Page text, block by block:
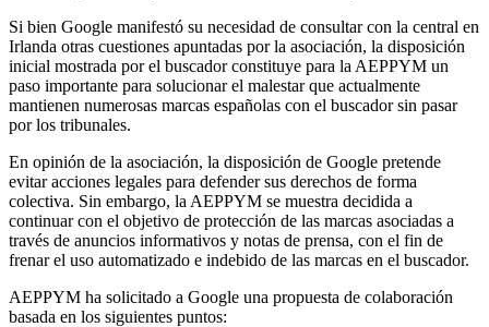
Si bien Google manifestó su necesidad de consultar con la central en
Irlanda otras cuestiones apuntadas por la asociación, la disposición
inicial mostrada por el buscador constituye para la AEPPYM un
paso importante para solucionar el malestar que actualmente
mantienen numerosas marcas españolas con el buscador sin pasar
por los tribunales.
En opinión de la asociación, la disposición de Google pretende
evitar acciones legales para defender sus derechos de forma
colectiva. Sin embargo, la AEPPYM se muestra decidida a
continuar con el objetivo de protección de las marcas asociadas a
través de anuncios informativos y notas de prensa, con el fin de
frenar el uso automatizado e indebido de las marcas en el buscador.
AEPPYM ha solicitado a Google una propuesta de colaboración
basada en los siguientes puntos: